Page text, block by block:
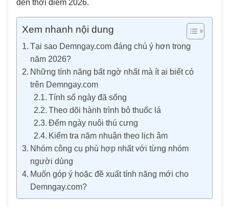
đến thời điểm 2026.
Xem nhanh nội dung
Tại sao Demngay.com đáng chú ý hơn trong
năm 2026?
Những tính năng bất ngờ nhất mà ít ai biết có
trên Demngay.com
Tính số ngày đã sống
Theo dõi hành trình bỏ thuốc lá
Đếm ngày nuôi thú cưng
Kiểm tra năm nhuận theo lịch âm
Nhóm công cụ phù hợp nhất với từng nhóm
người dùng
Muốn góp ý hoặc đề xuất tính năng mới cho
Demngay.com?